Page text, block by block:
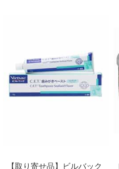
【取り寄せ品】ビルバック